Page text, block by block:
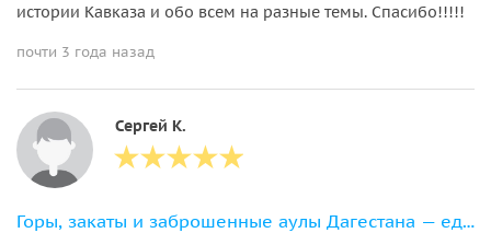
истории Кавказа и обо всем на разные темы. Спасибо!!!!!
почти 3 года назад
Сергей К.
Горы, закаты и заброшенные аулы Дагестана — едем в горы на выходные